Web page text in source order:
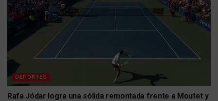
DEPORTES
Rafa Jódar logra una sólida remontada frente a Moutet y